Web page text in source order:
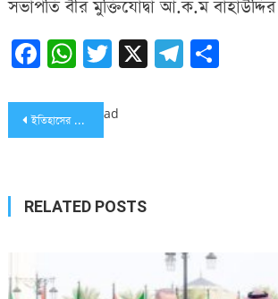
সভাপতি বীর মুক্তিযোদ্বা আ.ক.ম বাহাউদ্দির
Facebook
WhatsApp
Twitter
X Telegram
Share
Post
ইতিহাসের পাতায় মাছিমপুর আর আর ইনস্টিটিউশন ad
RELATED POSTS